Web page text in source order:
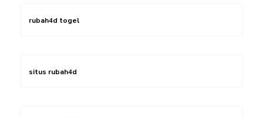
rubah4d togel
situs rubah4d